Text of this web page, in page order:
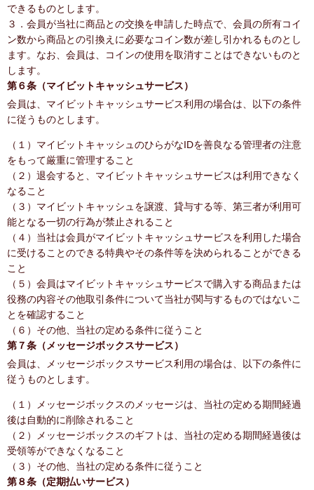
できるものとします。
３．会員が当社に商品との交換を申請した時点で、会員の所有コイ
ン数から商品との引換えに必要なコイン数が差し引かれるものとし
ます。なお、会員は、コインの使用を取消すことはできないものと
します。
第６条（マイビットキャッシュサービス）
会員は、マイビットキャッシュサービス利用の場合は、以下の条件
に従うものとします。
（１）マイビットキャッシュのひらがなIDを善良なる管理者の注意
をもって厳重に管理すること
（２）退会すると、マイビットキャッシュサービスは利用できなく
なること
（３）マイビットキャッシュを譲渡、貸与する等、第三者が利用可
能となる一切の行為が禁止されること
（４）当社は会員がマイビットキャッシュサービスを利用した場合
に受けることのできる特典やその条件等を決められることができる
こと
（５）会員はマイビットキャッシュサービスで購入する商品または
役務の内容その他取引条件について当社が関与するものではないこ
とを確認すること
（６）その他、当社の定める条件に従うこと
第７条（メッセージボックスサービス）
会員は、メッセージボックスサービス利用の場合は、以下の条件に
従うものとします。
（１）メッセージボックスのメッセージは、当社の定める期間経過
後は自動的に削除されること
（２）メッセージボックスのギフトは、当社の定める期間経過後は
受領等ができなくなること
（３）その他、当社の定める条件に従うこと
第８条（定期払いサービス）